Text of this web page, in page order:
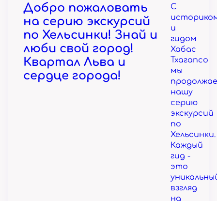
Добро пожаловать
на серию экскурсий
по Хельсинки! Знай и
люби свой город!
Квартал Льва и
сердце города!
С
и
гидом
Хабас
Тхагапсо
мы
нашу
серию
экскурсий
по
Хельсинки.
Каждый
гид -
это
взгляд
на